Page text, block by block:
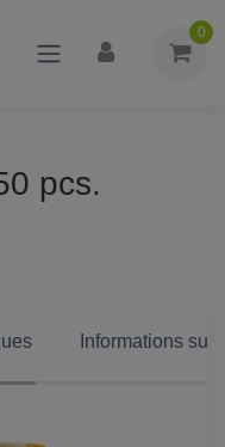
0
pcs.
Informations